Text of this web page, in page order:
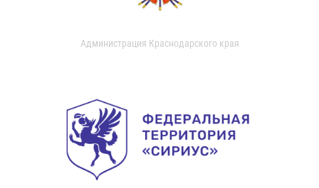
Администрация Краснодарского края